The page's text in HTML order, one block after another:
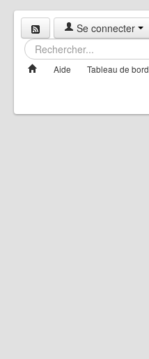
Se connecter
Aide Tableau de bord